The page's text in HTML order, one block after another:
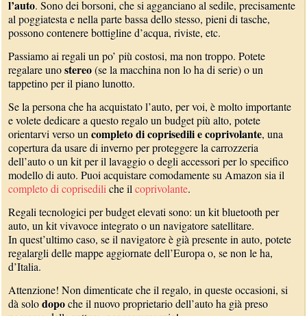
l’auto. Sono dei borsoni, che si agganciano al sedile, precisamente
al poggiatesta e nella parte bassa dello stesso, pieni di tasche,
possono contenere bottigline d’acqua, riviste, etc.
Passiamo ai regali un po’ più costosi, ma non troppo. Potete
regalare unostereo(se la macchina non lo ha di serie) o un
tappetino per il piano lunotto.
Se la persona che ha acquistato l’auto, per voi, è molto importante
e volete dedicare a questo regalo un budget più alto, potete
orientarvi verso uncompleto di coprisedili e coprivolante, una
copertura da usare di inverno per proteggere la carrozzeria
dell’auto o un kit per il lavaggio o degli accessori per lo specifico
modello di auto. Puoi acquistare comodamente su Amazon sia il
completo di coprisediliche ilcoprivolante.
Regali tecnologici per budget elevati sono: un kit bluetooth per
auto, un kit vivavoce integrato o un navigatore satellitare.
In quest’ultimo caso, se il navigatore è già presente in auto, potete
regalargli delle mappe aggiornate dell’Europa o, se non le ha,
d’Italia.
Attenzione! Non dimenticate che il regalo, in queste occasioni, si
dà solodopoche il nuovo proprietario dell’auto ha già preso